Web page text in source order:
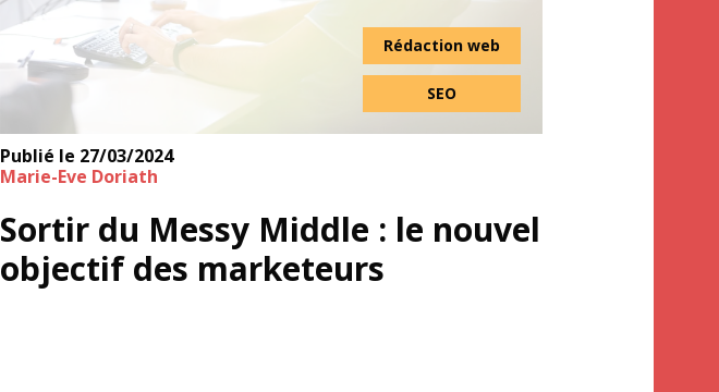
Rédaction web
SEO
Publié le 27/03/2024
Marie-Eve Doriath
Sortir du Messy Middle : le nouvel
objectif des marketeurs